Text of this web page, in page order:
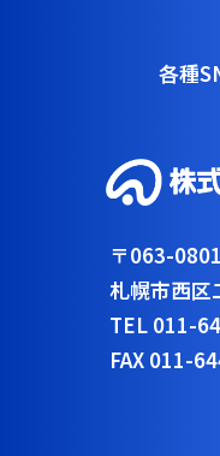
各種
〒063-0801
札幌市西区
TEL 011-
FAX 011-